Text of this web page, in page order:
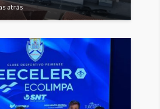
atrás